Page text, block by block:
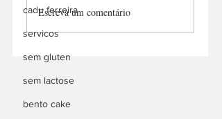
cadu ferreira
servicos
sem gluten
sem lactose
bento cake
Delivery
Escreva um comentário